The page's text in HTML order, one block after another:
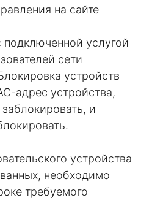
на сайте
подключенной услугой
сети
устройств
адрес устройства,
и
устройства
необходимо
требуемого